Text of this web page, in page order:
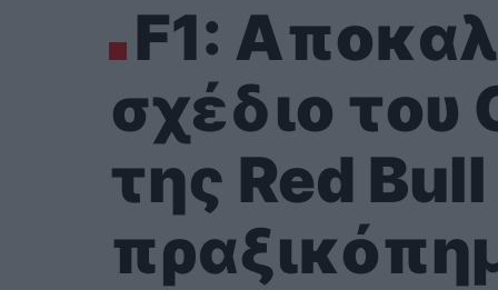
F1:
σχέδιο του
της Red